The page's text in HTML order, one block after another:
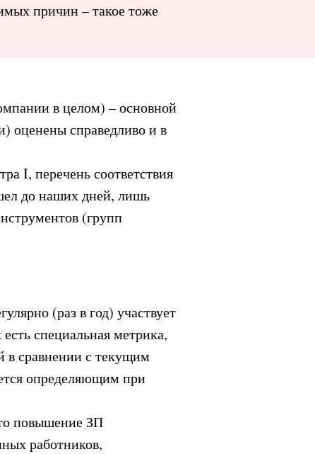
причин – такое тоже
в целом) – основной
оценены справедливо и в
I, перечень соответствия
до наших дней, лишь
(групп
(раз в год) участвует
специальная метрика,
в сравнении с текущим
определяющим при
повышение ЗП
работников,